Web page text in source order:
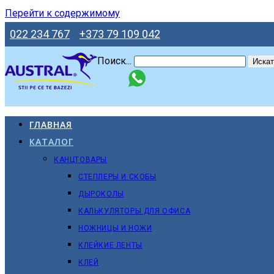
Перейти к содержимому
022 234 767 +373 79 109 042
Поиск...
ГЛАВНАЯ
КАТАЛОГ
КАНЦТОВАРЫ
СТЕПЛЕРЫ И СКОБЫ
ДЫРОКОЛЫ
КАЛЬКУЛЯТОРЫ ДЛЯ ОФИСА
НОЖНИЦЫ И НОЖИ
КЛЕЙКИЕ ЛЕНТЫ
КЛЕЙ